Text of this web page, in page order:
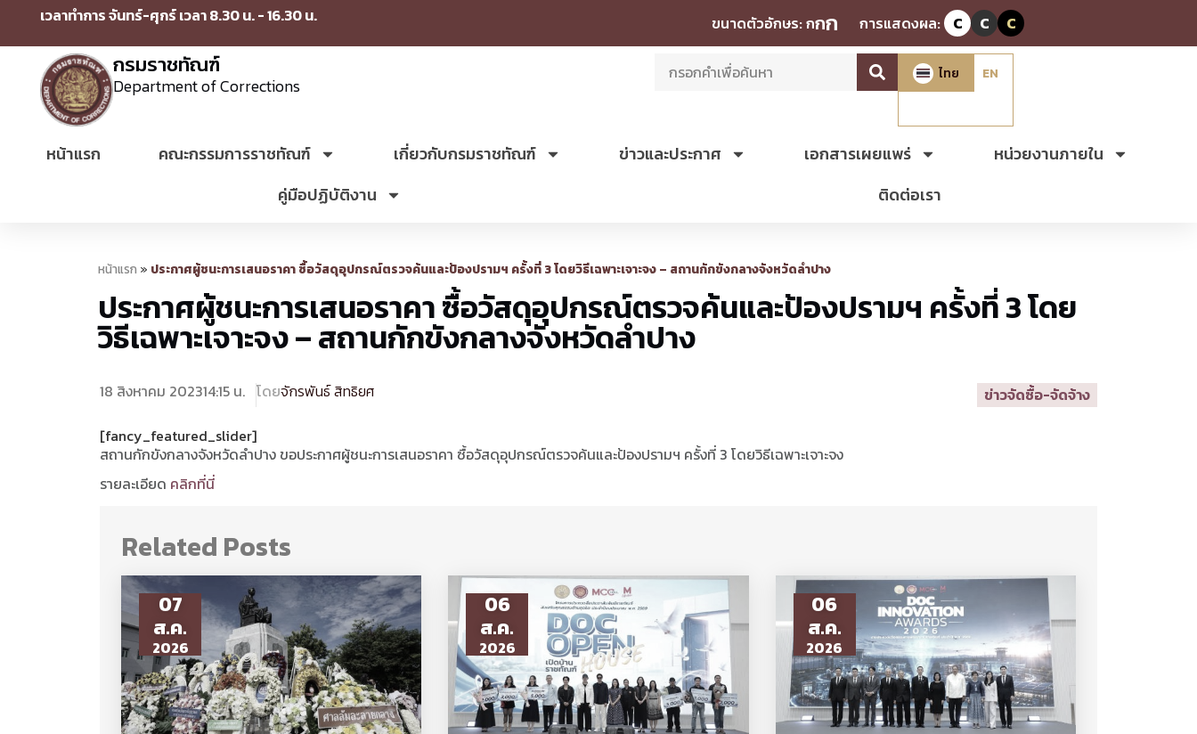
เวลาทำการ จันทร์-ศุกร์ เวลา 8.30 น. - 16.30 น. ขนาดตัวอักษร:กกก การแสดงผล: C C C
กรมราชทัณฑ์
Department of Corrections
ไทย EN
หน้าแรก คณะกรรมการราชทัณฑ์ เกี่ยวกับกรมราชทัณฑ์ ข่าวและประกาศ เอกสารเผยแพร่
หน่วยงานภายใน
คู่มือปฏิบัติงาน
ติดต่อเรา
หน้าแรก » ประกาศผู้ชนะการเสนอราคา ซื้อวัสดุอุปกรณ์ตรวจค้นและป้องปรามฯ ครั้งที่ 3 โดยวิธีเฉพาะเจาะจง – สถานกักขังกลางจังหวัดลำปาง
ประกาศผู้ชนะการเสนอราคา ซื้อวัสดุอุปกรณ์ตรวจค้นและป้องปรามฯ ครั้งที่ 3 โดย
วิธีเฉพาะเจาะจง – สถานกักขังกลางจังหวัดลำปาง
18 สิงหาคม 202314:15 น. โดยจักรพันธ์ สิทธิยศ
ข่าวจัดซื้อ-จัดจ้าง
[fancy_featured_slider]
สถานกักขังกลางจังหวัดลำปาง ขอประกาศผู้ชนะการเสนอราคา ซื้อวัสดุอุปกรณ์ตรวจค้นและป้องปรามฯ ครั้งที่ 3 โดยวิธีเฉพาะเจาะจง
รายละเอียด คลิกที่นี่
Related Posts
07
ส.ค.
2026
06
ส.ค.
2026
06
ส.ค.
2026